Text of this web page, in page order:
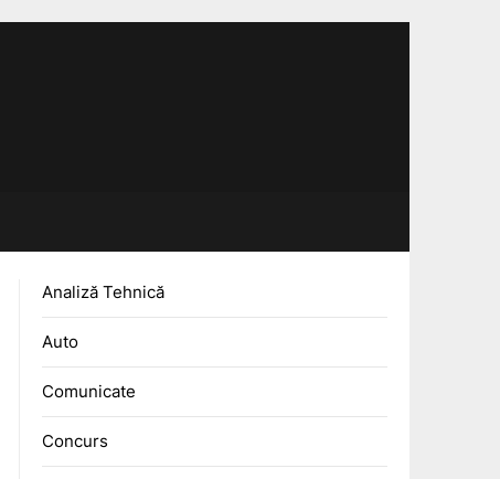
Analiză Tehnică
Auto
Comunicate
Concurs